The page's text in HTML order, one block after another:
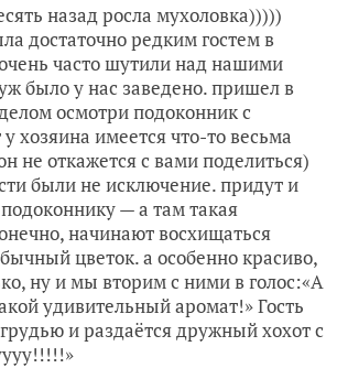
назад росла мухоловка)))))
достаточно редким гостем в
часто шутили над нашими
было у нас заведено. пришел в
осмотри подоконник с
хозяина имеется что-то весьма
не откажется с вами поделиться)
были не исключение. придут и
— а там такая
начинают восхищаться
цветок. а особенно красиво,
ну и мы вторим с ними в голос:«А
удивительный аромат!» Гость
и раздаётся дружный хохот с